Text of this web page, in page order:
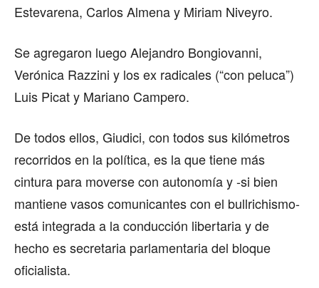
Estevarena, Carlos Almena y Miriam Niveyro.
Se agregaron luego Alejandro Bongiovanni,
Verónica Razzini y los ex radicales (“con peluca”)
Luis Picat y Mariano Campero.
De todos ellos, Giudici, con todos sus kilómetros
recorridos en la política, es la que tiene más
cintura para moverse con autonomía y -si bien
mantiene vasos comunicantes con el bullrichismo-
está integrada a la conducción libertaria y de
hecho es secretaria parlamentaria del bloque
oficialista.